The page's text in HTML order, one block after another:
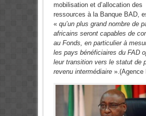
mobilisation et d’allocation des
ressources à la Banque BAD,
« qu’un plus grand nombre de
africains seront capables de
au Fonds, en particulier à
les pays bénéficiaires du FAD
leur transition vers le statut de
revenu intermédiaire».(Agence